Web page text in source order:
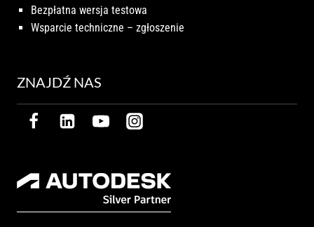
Bezpłatna wersja testowa
Wsparcie techniczne – zgłoszenie
ZNAJDŹ NAS